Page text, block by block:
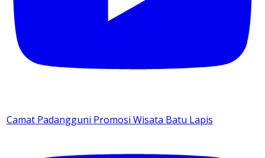
Camat Padangguni Promosi Wisata Batu Lapis